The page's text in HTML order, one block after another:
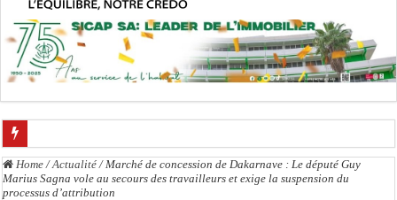
L’accusation de transmission du VIH écartée : Ass Dione, Kader Dia, Zale
Affaire des présumés homosexuels : voici la liste des 23 prévenus bénéficiant
Home / Actualité / Marché de concession de Dakarnave : Le député Guy
Marius Sagna vole au secours des travailleurs et exige la suspension du
processus d’attribution